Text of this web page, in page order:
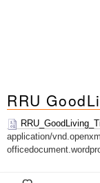
RRU
application/